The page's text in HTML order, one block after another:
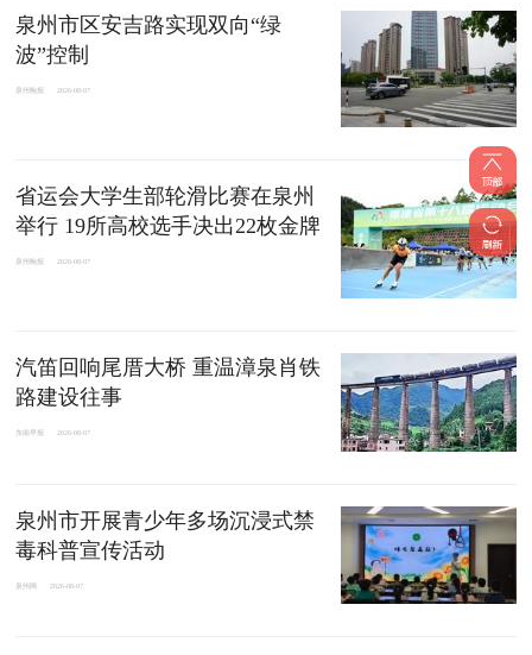
泉州市区安吉路实现双向“绿
波”控制
泉州晚报 2026-08-07
省运会大学生部轮滑比赛在泉州
举行 19所高校选手决出22枚金牌
泉州晚报 2026-08-07
汽笛回响尾厝大桥 重温漳泉肖铁
路建设往事
东南早报 2026-08-07
泉州市开展青少年多场沉浸式禁
毒科普宣传活动
泉州网 2026-08-07